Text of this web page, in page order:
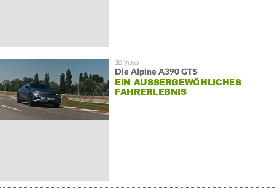
Die Alpine A390 GTS
EIN AUSSERGEWÖHLICHES F
AHRERLEBNIS